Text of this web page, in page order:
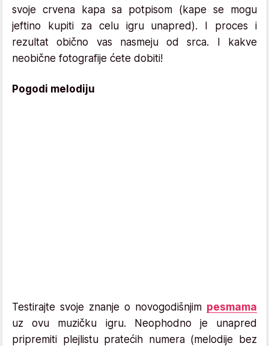
svoje crvena kapa sa potpisom (kape se mogu
jeftino kupiti za celu igru unapred). I proces i
rezultat obično vas nasmeju od srca. I kakve
neobične fotografije ćete dobiti!
Pogodi melodiju
Testirajte svoje znanje o novogodišnjim pesmama
uz ovu muzičku igru. Neophodno je unapred
pripremiti plejlistu pratećih numera (melodije bez